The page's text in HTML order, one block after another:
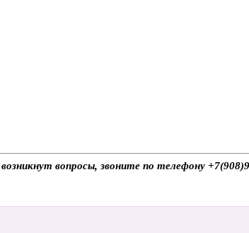
вопросы, звоните по телефону